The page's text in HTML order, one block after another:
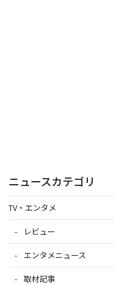
ニュースカテゴリ
TV・エンタメ
レビュー
エンタメニュース
取材記事